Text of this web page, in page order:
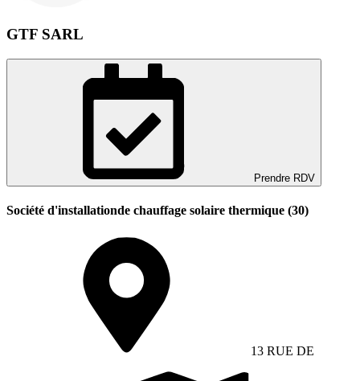
GTF SARL
Prendre RDV
Société d'installationde chauffage solaire thermique (30)
13 RUE DE